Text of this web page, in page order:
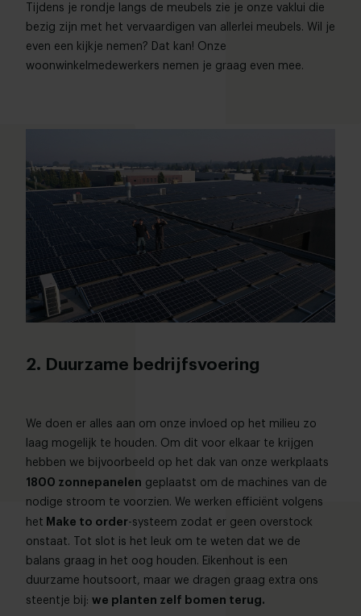
Tijdens je rondje langs de meubels zie je onze vaklui die
bezig zijn met het vervaardigen van allerlei meubels. Wil je
even een kijkje nemen? Dat kan! Onze
woonwinkelmedewerkers nemen je graag even mee.
2. Duurzame bedrijfsvoering
We doen er alles aan om onze invloed op het milieu zo
laag mogelijk te houden. Om dit voor elkaar te krijgen
hebben we bijvoorbeeld op het dak van onze werkplaats
1800 zonnepanelen geplaatst om de machines van de
nodige stroom te voorzien. We werken efficiënt volgens
het Make to order-systeem zodat er geen overstock
onstaat. Tot slot is het leuk om te weten dat we de
balans graag in het oog houden. Eikenhout is een
duurzame houtsoort, maar we dragen graag extra ons
steentje bij: we planten zelf bomen terug.